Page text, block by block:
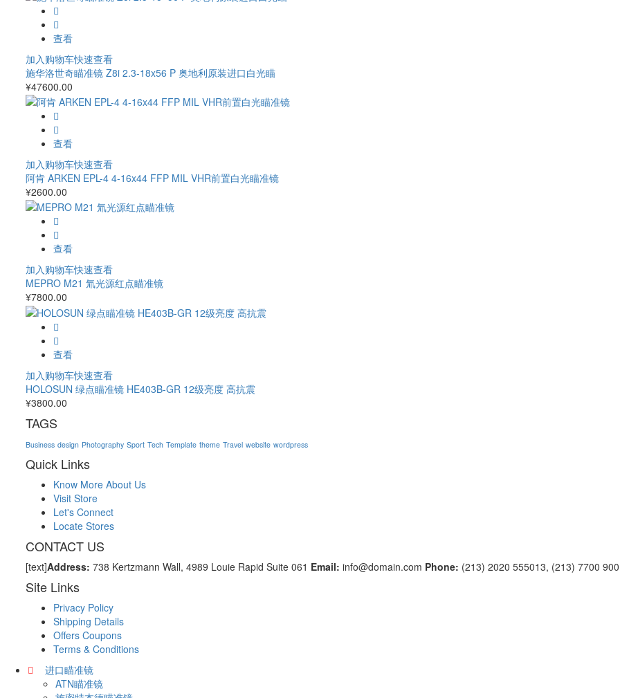
查看
加入购物车快速查看
施华洛世奇瞄准镜 Z8i 2.3-18x56 P 奥地利原装进口白光瞄
¥47600.00
查看
加入购物车快速查看
阿肯 ARKEN EPL-4 4-16x44 FFP MIL VHR前置白光瞄准镜
¥2600.00
查看
加入购物车快速查看
MEPRO M21 氚光源红点瞄准镜
¥7800.00
查看
加入购物车快速查看
HOLOSUN 绿点瞄准镜 HE403B-GR 12级亮度 高抗震
¥3800.00
TAGS
Business design Photography Sport Tech Template theme Travel website wordpress
Quick Links
Know More About Us
Visit Store
Let's Connect
Locate Stores
CONTACT US
[text]Address: 738 Kertzmann Wall, 4989 Louie Rapid Suite 061 Email: info@domain.com Phone: (213) 2020 555013, (213) 7700
Site Links
Privacy Policy
Shipping Details
Offers Coupons
Terms & Conditions
进口瞄准镜
ATN瞄准镜